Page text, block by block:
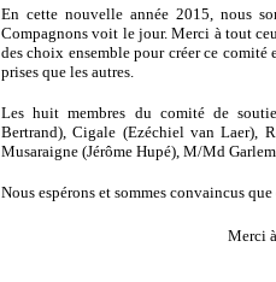
En cette nouvelle année 2015, nous
Compagnons voit le jour. Merci à tout
des choix ensemble pour créer ce
prises que les autres.
Les huit membres du comité de
Bertrand), Cigale (Ezéchiel van Laer),
Musaraigne (Jérôme Hupé), M/Md
Nous espérons et sommes convaincus
Merci